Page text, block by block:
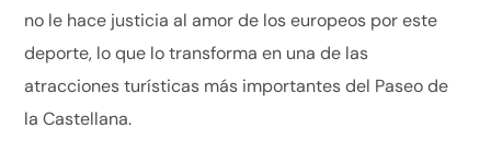
no le hace justicia al amor de los europeos por este
deporte, lo que lo transforma en una de las
atracciones turísticas más importantes del Paseo de
la Castellana.